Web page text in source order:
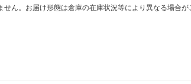
ん。お届け形態は倉庫の在庫状況等により異なる場合が